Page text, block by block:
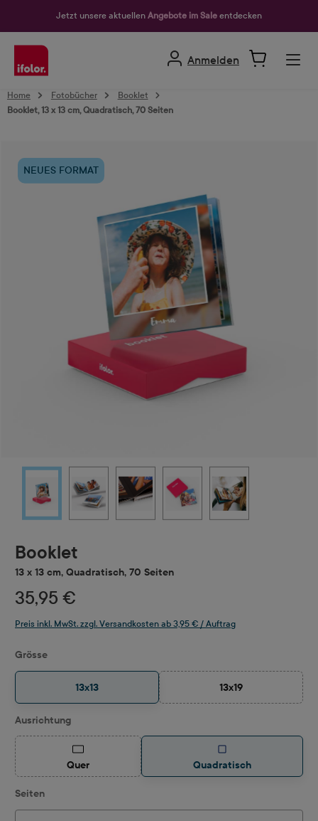
Jetzt unsere aktuellen Angebote im Sale entdecken
Anmelden
Home Fotobücher
Booklet
Booklet, 13 x 13 cm, Quadratisch, 70 Seiten
NEUES FORMAT
Booklet
13 x 13 cm, Quadratisch, 70 Seiten
35,95 €
Preis inkl. MwSt. zzgl. Versandkosten ab 3,95 € / Auftrag
Grösseauswählen
13x13 13x19
(Diese Option ist
Ausrichtungauswählen
Quer(Diese Option ist zurzeit nicht verfügbar.)
Quadratisch
Seitenauswählen